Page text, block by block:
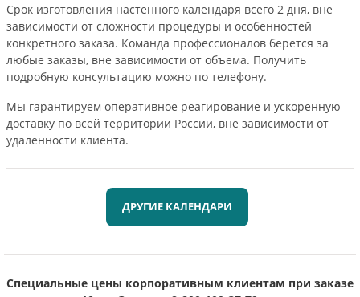
Срок изготовления настенного календаря всего 2 дня, вне
зависимости от сложности процедуры и особенностей
конкретного заказа. Команда профессионалов берется за
любые заказы, вне зависимости от объема. Получить
подробную консультацию можно по телефону.
Мы гарантируем оперативное реагирование и ускоренную
доставку по всей территории России, вне зависимости от
удаленности клиента.
ДРУГИЕ КАЛЕНДАРИ
Специальные цены корпоративным клиентам при заказе